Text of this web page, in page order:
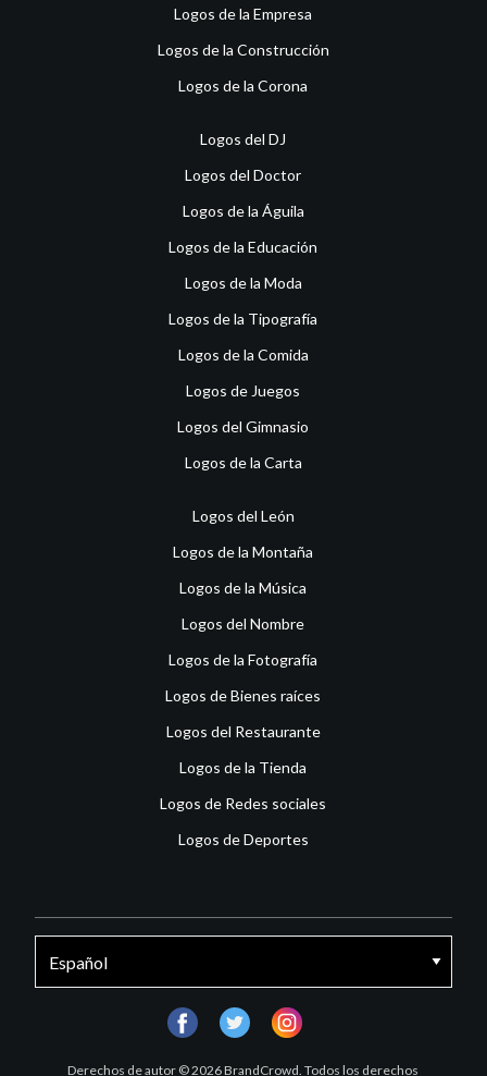
Logos de la Empresa
Logos de la Construcción
Logos de la Corona
Logos del DJ
Logos del Doctor
Logos de la Águila
Logos de la Educación
Logos de la Moda
Logos de la Tipografía
Logos de la Comida
Logos de Juegos
Logos del Gimnasio
Logos de la Carta
Logos del León
Logos de la Montaña
Logos de la Música
Logos del Nombre
Logos de la Fotografía
Logos de Bienes raíces
Logos del Restaurante
Logos de la Tienda
Logos de Redes sociales
Logos de Deportes
Derechos de autor © 2026 BrandCrowd. Todos los derechos
facebooktwitter instagram